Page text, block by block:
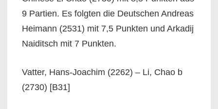
9 Partien. Es folgten die Deutschen Andreas
Heimann (2531) mit 7,5 Punkten und Arkadij
Naiditsch mit 7 Punkten.
Vatter, Hans-Joachim (2262) – Li, Chao b
(2730) [B31]